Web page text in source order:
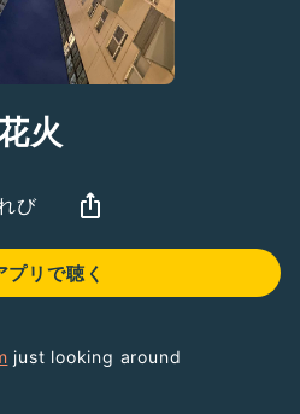
火
び
プリで聴く
just looking around